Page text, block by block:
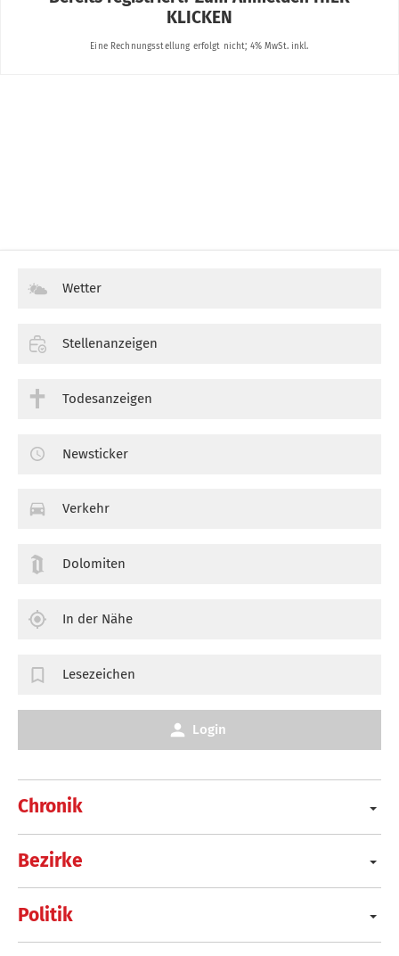
Chronik
Bezirke
Politik
Wetter
Stellenanzeigen
Todesanzeigen
Newsticker
Verkehr
Dolomiten
In der Nähe
Lesezeichen
Login